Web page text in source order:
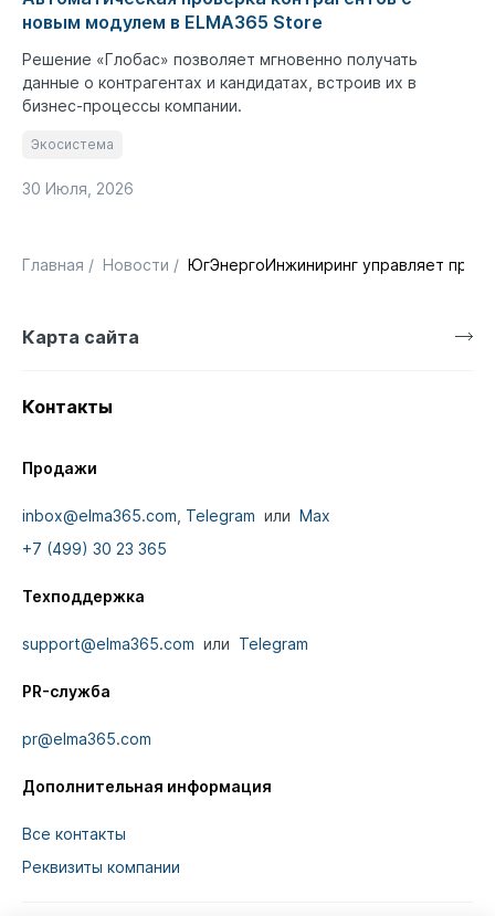
новым модулем в ELMA365 Store
Решение «Глобас» позволяет мгновенно получать
данные о контрагентах и кандидатах, встроив их в
бизнес-процессы компании.
Экосистема
30 Июля, 2026
Главная / Новости / ЮгЭнергоИнжиниринг управляет
Карта сайта
Контакты
Продажи
inbox@elma365.com Telegram или Max
+7 (499) 30 23 365
Техподдержка
support@elma365.com или Telegram
PR-служба
pr@elma365.com
Дополнительная информация
Все контакты
Реквизиты компании